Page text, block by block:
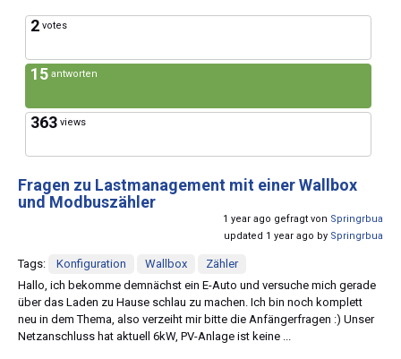
2 votes
15 antworten
363 views
Fragen zu Lastmanagement mit einer Wallbox
und Modbuszähler
1 year ago gefragt von Springrbua
updated 1 year ago by Springrbua
Tags: Konfiguration Wallbox
Zähler
Hallo, ich bekomme demnächst ein E-Auto und versuche mich gerade
über das Laden zu Hause schlau zu machen. Ich bin noch komplett
neu in dem Thema, also verzeiht mir bitte die Anfängerfragen :) Unser
Netzanschluss hat aktuell 6kW, PV-Anlage ist keine ...